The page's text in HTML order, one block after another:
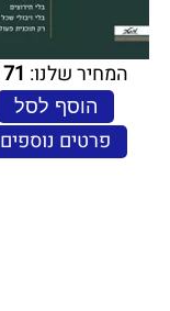
המחיר שלנו: 71
הוסף לסל
פרטים נוספים